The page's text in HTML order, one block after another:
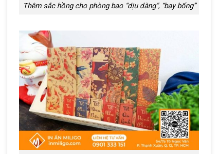
Thêm sắc hồng cho phòng bao “dịu dàng”, “bay bổng”